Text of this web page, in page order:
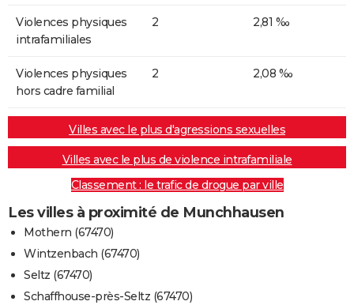
Violences physiques
intrafamiliales
2 2,81 ‰
Violences physiques
hors cadre familial
2 2,08 ‰
Villes avec le plus d'agressions sexuelles
Villes avec le plus de violence intrafamiliale
Classement : le trafic de drogue par ville
Les villes à proximité de Munchhausen
Mothern (67470)
Wintzenbach (67470)
Seltz (67470)
Schaffhouse-près-Seltz (67470)